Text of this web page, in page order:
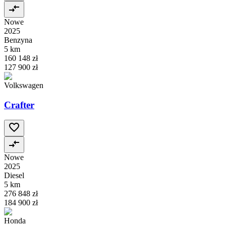
Nowe
2025
Benzyna
5 km
160 148 zł
127 900 zł
Volkswagen
Crafter
Nowe
2025
Diesel
5 km
276 848 zł
184 900 zł
Honda